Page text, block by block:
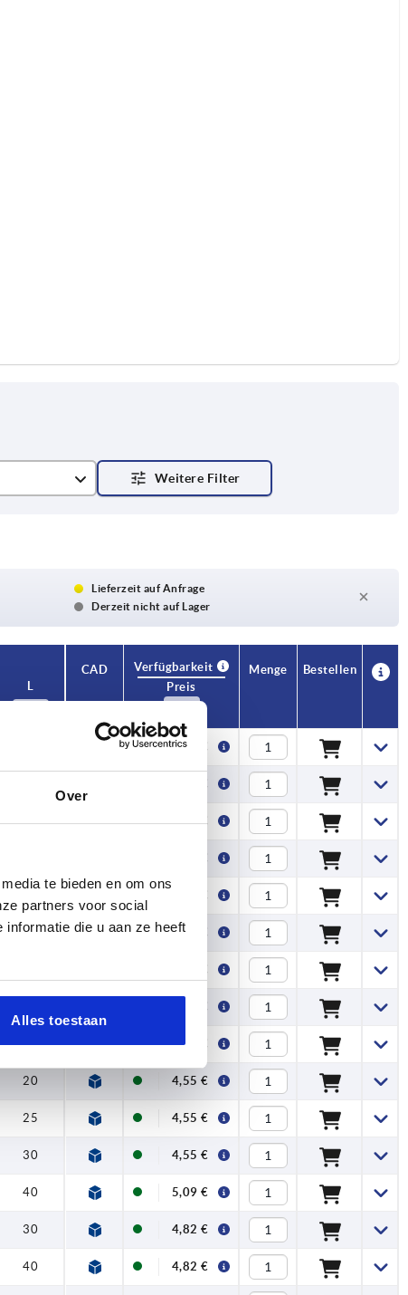
Over
te bieden en om ons
partners voor social
die u aan ze heeft
Alles toestaan
Lieferzeit auf Anfrage
Derzeit nicht auf Lager
L
CAD
Verfügbarkeit
Preis
Menge Bestellen
4,43 €
3,26 €
— 3,26 €
5,42 €
3,72 €
— 3,72 €
6,05 €
6,05 €
25 6,02 €
20 4,55 €
25 4,55 €
30 4,55 €
40 5,09 €
30 4,82 €
40 4,82 €